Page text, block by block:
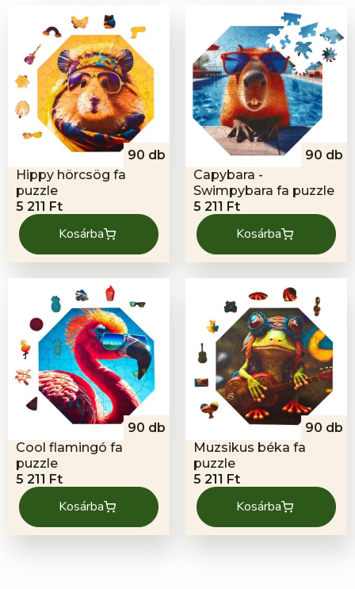
90 db
Hippy hörcsög fa
puzzle
5 211 Ft
Kosárba
90 db
Capybara -
Swimpybara fa puzzle
5 211 Ft
Kosárba
90 db
Cool flamingó fa
puzzle
5 211 Ft
Kosárba
90 db
Muzsikus béka fa
puzzle
5 211 Ft
Kosárba